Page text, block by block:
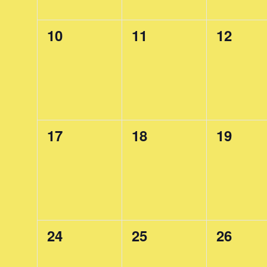
0
10
0
11
0
12
0
17
0
18
0
19
0
24
0
25
0
26